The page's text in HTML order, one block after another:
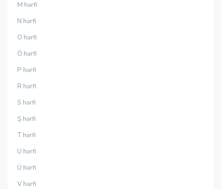
M hərfi
N hərfi
O hərfi
Ö hərfi
P hərfi
R hərfi
S hərfi
Ş hərfi
T hərfi
U hərfi
Ü hərfi
V hərfi